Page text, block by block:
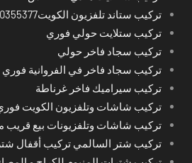
تركيب ستاند تلفزيون الكويت50355377
تركيب ستلايت حولي فوري
تركيب سجاد فاخر حولي
تركيب سجاد فاخر في الفروانية فوري
تركيب سيراميك فاخر غرناطة
تركيب شاشات وتلفزيون الكويت
تركيب شاشات وتلفزيونات بيع قريب
تركيب شتر السالمي تركيب أقفال